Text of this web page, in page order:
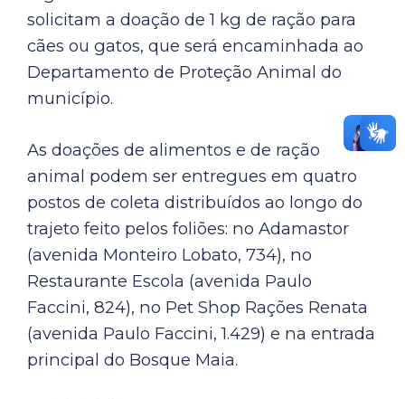
solicitam a doação de 1 kg de ração para
cães ou gatos, que será encaminhada ao
Departamento de Proteção Animal do
município.
As doações de alimentos e de ração
animal podem ser entregues em quatro
postos de coleta distribuídos ao longo do
trajeto feito pelos foliões: no Adamastor
(avenida Monteiro Lobato, 734), no
Restaurante Escola (avenida Paulo
Faccini, 824), no Pet Shop Rações Renata
(avenida Paulo Faccini, 1.429) e na entrada
principal do Bosque Maia.